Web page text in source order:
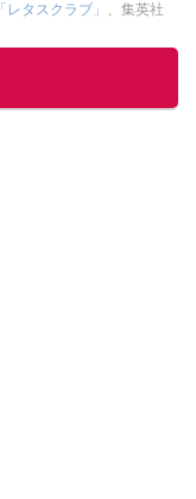
「レタスクラブ」 、集英社